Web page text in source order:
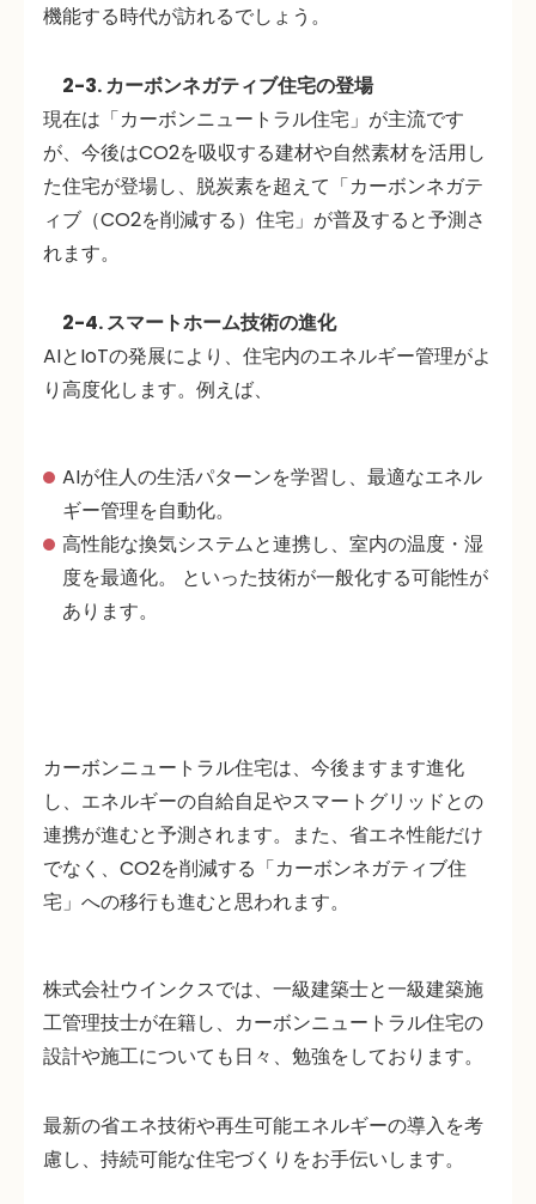
機能する時代が訪れるでしょう。
2-3. カーボンネガティブ住宅の登場
現在は「カーボンニュートラル住宅」が主流です
が、今後はCO2を吸収する建材や自然素材を活用し
た住宅が登場し、脱炭素を超えて「カーボンネガテ
ィブ（CO2を削減する）住宅」が普及すると予測さ
れます。
2-4. スマートホーム技術の進化
AIとIoTの発展により、住宅内のエネルギー管理がよ
り高度化します。例えば、
AIが住人の生活パターンを学習し、最適なエネル
ギー管理を自動化。
高性能な換気システムと連携し、室内の温度・湿
度を最適化。 といった技術が一般化する可能性が
あります。
カーボンニュートラル住宅は、今後ますます進化
し、エネルギーの自給自足やスマートグリッドとの
連携が進むと予測されます。また、省エネ性能だけ
でなく、CO2を削減する「カーボンネガティブ住
宅」への移行も進むと思われます。
株式会社ウインクスでは、一級建築士と一級建築施
工管理技士が在籍し、カーボンニュートラル住宅の
設計や施工についても日々、勉強をしております。
最新の省エネ技術や再生可能エネルギーの導入を考
慮し、持続可能な住宅づくりをお手伝いします。